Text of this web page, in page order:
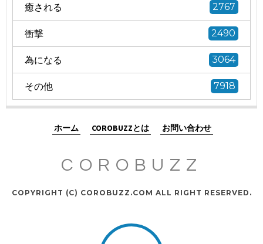
癒される 2767
衝撃 2490
為になる 3064
その他 7918
ホーム COROBUZZとは お問い合わせ
COROBUZZ
COPYRIGHT (C) COROBUZZ.COM ALL RIGHT RESERVED.